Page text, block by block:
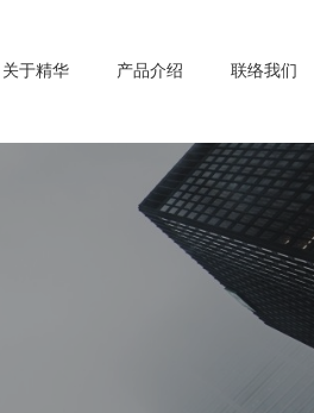
关于精华 产品介绍 联络我们